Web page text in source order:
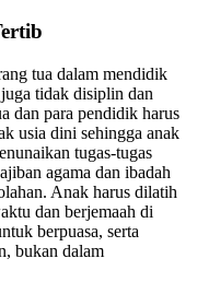
tua dalam mendidik
tidak disiplin dan
dan para pendidik harus
usia dini sehingga anak
tugas-tugas
agama dan ibadah
Anak harus dilatih
dan berjemaah di
berpuasa, serta
bukan dalam